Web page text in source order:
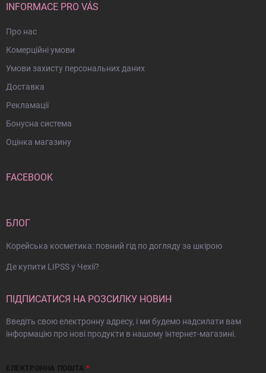
INFORMACE PRO VÁS
Про нас
Комерційні умови
Умови захисту персональних даних
Доставка
Рекламації
Бонусна система
Оцінка магазину
FACEBOOK
БЛОГ
Корейська косметика: повний гід по догляду за шкірою
Де купити LIPSS у Чехії?
ПІДПИСАТИСЯ НА РОЗСИЛКУ НОВИН
Введіть свою електронну адресу, і ми будемо надсилати вам
інформацію про нові продукти в нашому інтернет-магазині.
ЕЛЕКТРОННА ПОШТА